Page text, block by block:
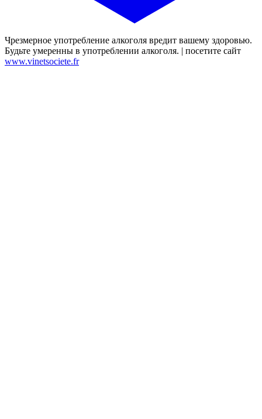
Чрезмерное употребление алкоголя вредит вашему здоровью.
Будьте умеренны в употреблении алкоголя. | посетите сайт
www.vinetsociete.fr